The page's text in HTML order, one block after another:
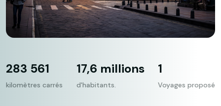
283 561
kilomètres carrés
17,6 millions
d'habitants.
1
Voyages proposé